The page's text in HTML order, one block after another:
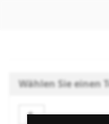
Wählen Sie einen
Woche